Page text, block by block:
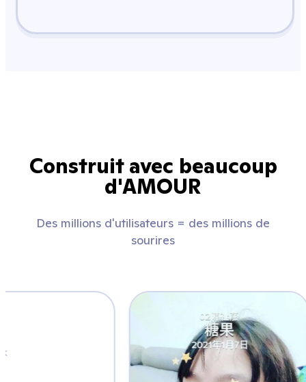
Construit avec beaucoup
d'AMOUR
Des millions d'utilisateurs = des millions de
sourires
Mrs. K